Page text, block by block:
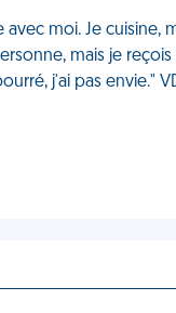
moi. Je cuisine,
mais je
j'ai pas envie."